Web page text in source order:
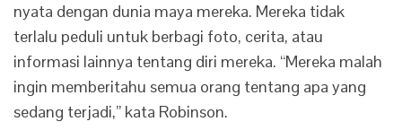
nyata dengan dunia maya mereka. Mereka tidak
terlalu peduli untuk berbagi foto, cerita, atau
informasi lainnya tentang diri mereka. “Mereka malah
ingin memberitahu semua orang tentang apa yang
sedang terjadi,” kata Robinson.